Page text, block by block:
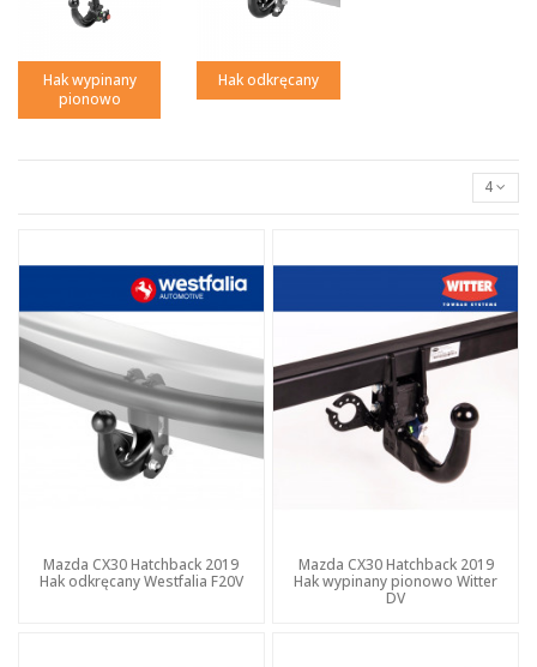
Hak wypinany
pionowo
Hak odkręcany
4
Mazda CX30 Hatchback 2019
Hak odkręcany Westfalia F20V
Mazda CX30 Hatchback 2019
Hak wypinany pionowo Witter
DV